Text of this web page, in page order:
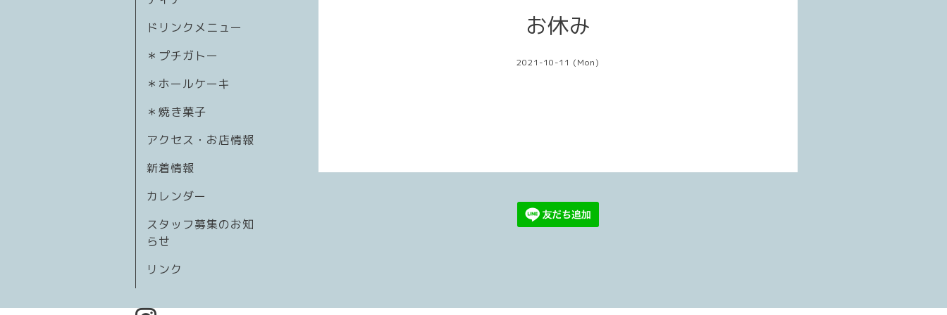
ドリンクメニュー
＊プチガトー
＊ホールケーキ
＊焼き菓子
アクセス・お店情報
新着情報
カレンダー
スタッフ募集のお知
らせ
リンク
お休み
2021-10-11 (Mon)